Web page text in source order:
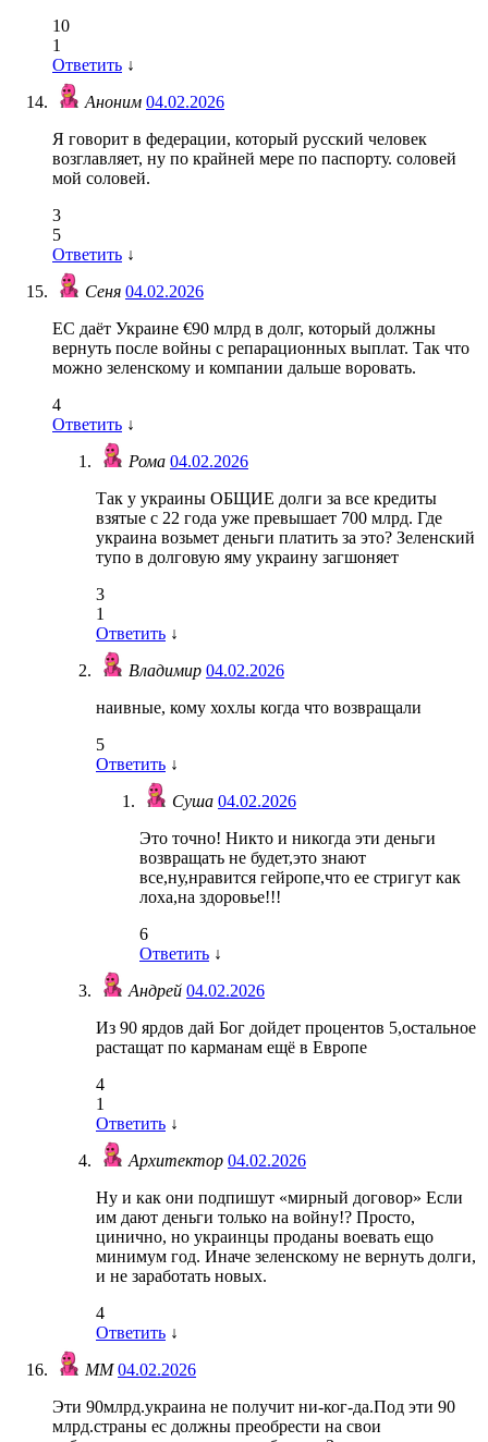
10
1
Ответить ↓
Аноним 04.02.2026
Я говорит в федерации, который русский человек
возглавляет, ну по крайней мере по паспорту. соловей
мой соловей.
3
5
Ответить ↓
Сеня 04.02.2026
ЕС даёт Украине €90 млрд в долг, который должны
вернуть после войны с репарационных выплат. Так что
можно зеленскому и компании дальше воровать.
4
Ответить ↓
Рома 04.02.2026
Так у украины ОБЩИЕ долги за все кредиты
взятые с 22 года уже превышает 700 млрд. Где
украина возьмет деньги платить за это? Зеленский
тупо в долговую яму украину загшоняет
3
1
Ответить ↓
Владимир 04.02.2026
наивные, кому хохлы когда что возвращали
5
Ответить ↓
Суша 04.02.2026
Это точно! Никто и никогда эти деньги
возвращать не будет,это знают
все,ну,нравится гейропе,что ее стригут как
лоха,на здоровье!!!
6
Ответить ↓
Андрей 04.02.2026
Из 90 ярдов дай Бог дойдет процентов 5,остальное
растащат по карманам ещё в Европе
4
1
Ответить ↓
Архитектор 04.02.2026
Ну и как они подпишут «мирный договор» Если
им дают деньги только на войну!? Просто,
цинично, но украинцы проданы воевать ещо
минимум год. Иначе зеленскому не вернуть долги,
и не заработать новых.
4
Ответить ↓
ММ04.02.2026
Эти 90млрд.украина не получит ни-ког-да.Под эти 90
млрд.страны ес должны преобрести на свои